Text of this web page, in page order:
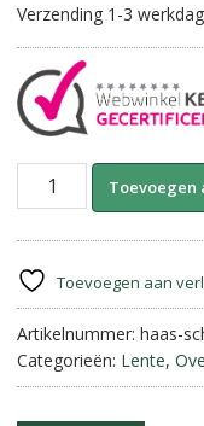
Verzending 1-3
Stenen
Schaaltje
aantal
Toevoegen
Toevoegen aan
Artikelnummer: haas-
Categorieën: Lente,